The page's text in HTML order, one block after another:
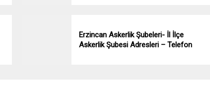
Erzincan Askerlik Şubeleri- İl İlçe
Askerlik Şubesi Adresleri – Telefon